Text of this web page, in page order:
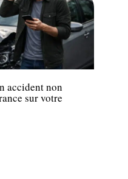
accident non
sur votre